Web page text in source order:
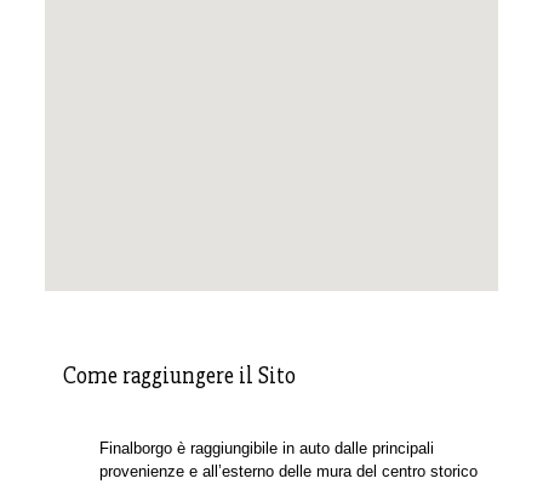
Come raggiungere il Sito
Finalborgo è raggiungibile in auto dalle principali
provenienze e all’esterno delle mura del centro storico